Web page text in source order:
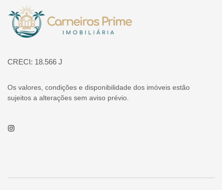
Página inicial
CRECI: 18.566 J
Os valores, condições e disponibilidade dos imóveis estão
sujeitos a alterações sem aviso prévio.
Instagram